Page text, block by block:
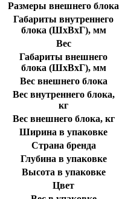
Размеры внешнего блока
Габариты внутреннего
блока (ШхВхГ), мм
Вес
Габариты внешнего
блока (ШхВхГ), мм
Вес внешнего блока
Вес внутреннего блока,
кг
Вес внешнего блока, кг
Ширина в упаковке
Страна бренда
Глубина в упаковке
Высота в упаковке
Цвет